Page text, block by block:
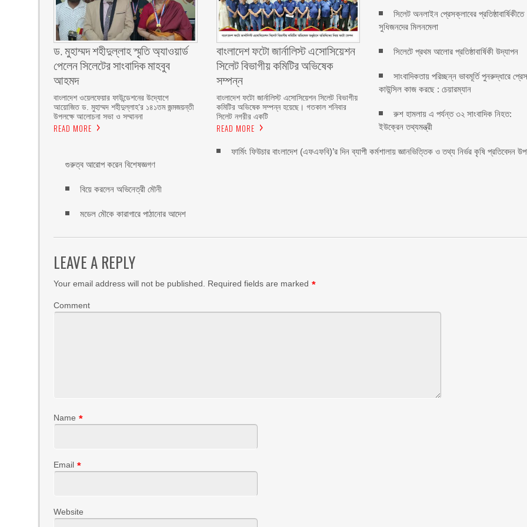
ড. মুহাম্মদ শহীদুল্লাহ স্মৃতি অ্যাওয়ার্ড
পেলেন সিলেটের সাংবাদিক মাহবুব
আহমদ
বাংলাদেশ ওয়েলফেয়ার ফাউন্ডেশনের উদ্যোগে
আয়োজিত ড. মুহাম্মদ শহীদুল্লাহ’র ১৪১তম জন্মজয়ন্তী
উপলক্ষে আলোচনা সভা ও সম্মাননা
READ MORE
বাংলাদেশ ফটো জার্নালিস্ট এসোসিয়েশন
সিলেট বিভাগীয় কমিটির অভিষেক
সম্পন্ন
বাংলাদেশ ফটো জার্নালিস্ট এসোসিয়েশন সিলেট বিভাগীয়
কমিটির অভিষেক সম্পন্ন হয়েছে। গতকাল শনিবার
সিলেট নগরীর একটি
READ MORE
সিলেট অনলাইন প্রেসক্লাবের প্রতিষ্ঠাবার্ষিকীতে
সুধিজনদের মিলনমেলা
সিলেটে প্রথম আলোর প্রতিষ্ঠাবার্ষিকী উদ্যাপন
সাংবাদিকতায় পরিচ্ছন্ন ভাবমূর্তি পুনরুদ্ধারে
কাউন্সিল কাজ করছে : চেয়ারম্যান
রুশ হামলায় এ পর্যন্ত ৩২ সাংবাদিক নিহত:
ইউক্রেন তথ্যমন্ত্রী
ফার্মিং ফিউচার বাংলাদেশ (এফএফবি)’র দিন ব্যাপী কর্মশালায় জ্ঞানভিত্তিক ও তথ্য নির্ভর কৃষি প্রতিবেদন
গুরুত্ব আরোপ করেন বিশেষজ্ঞগণ
বিয়ে করলেন অভিনেত্রী মৌনী
মডেল মৌকে কারাগারে পাঠানোর আদেশ
LEAVE A REPLY
Your email address will not be published. Required fields are marked *
Comment
Name *
Email *
Website